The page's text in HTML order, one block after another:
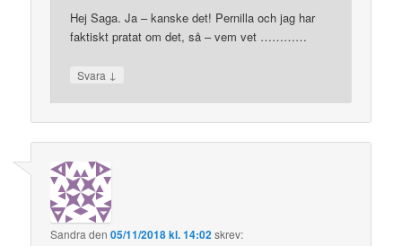
Hej Saga. Ja – kanske det! Pernilla och jag har
faktiskt pratat om det, så – vem vet …………
Svara ↓
Sandra den05/11/2018 kl. 14:02skrev: